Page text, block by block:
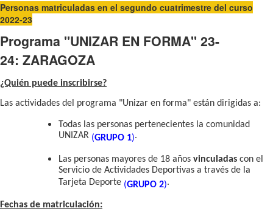
Personas matriculadas en el segundo cuatrimestre del curso
2022-23
Programa "UNIZAR EN FORMA" 23-
24: ZARAGOZA
¿Quién puede inscribirse?
Las actividades del programa "Unizar en forma" están dirigidas a:
Todas las personas pertenecientes la comunidad
UNIZAR (GRUPO 1).
Las personas mayores de 18 años vinculadas con el
Servicio de Actividades Deportivas a través de la
Tarjeta Deporte (GRUPO 2).
Fechas de matriculación: